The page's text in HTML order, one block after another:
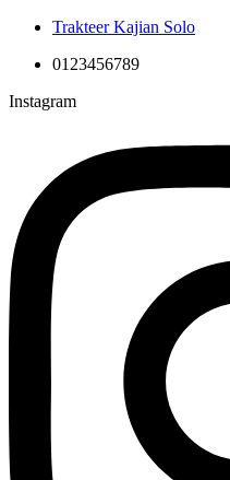
Trakteer Kajian Solo
0123456789
Instagram